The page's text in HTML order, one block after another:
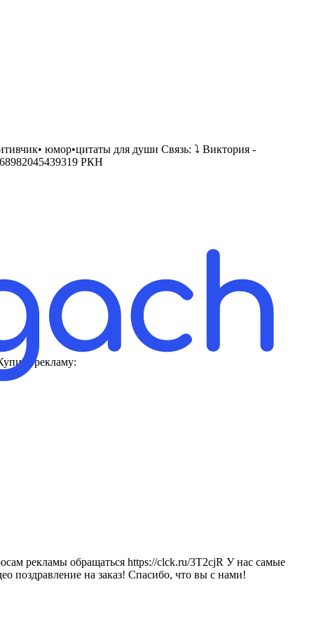
юмор•цитаты для души Связь: ⤵️ Виктория -
РКН
рекламу:
рекламы обращаться https://clck.ru/3T2cjR У нас самые
поздравление на заказ! Спасибо, что вы с нами!